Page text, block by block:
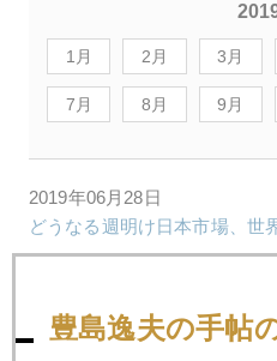
1月 2月 3月
7月 8月 9月
2019年06月28日
どうなる週明け日本市場、世
ＡＩ売買のビットコイン、２
豊島逸夫の手帖